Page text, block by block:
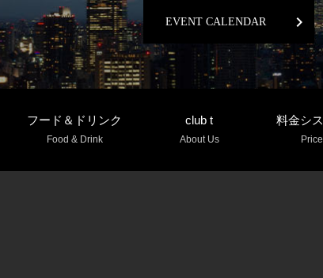
EVENT CALENDAR chevron_right
フード＆ドリンク
Food & Drink
club t
About Us
料金シ
Price